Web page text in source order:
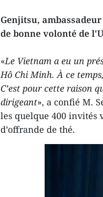
Genjitsu, ambassadeur
de bonne volonté de
«Le Vietnam a eu un
Hô Chi Minh. À ce
C’est pour cette raison
dirigeant», a confié M.
les quelque 400 invités
d’offrande de thé.